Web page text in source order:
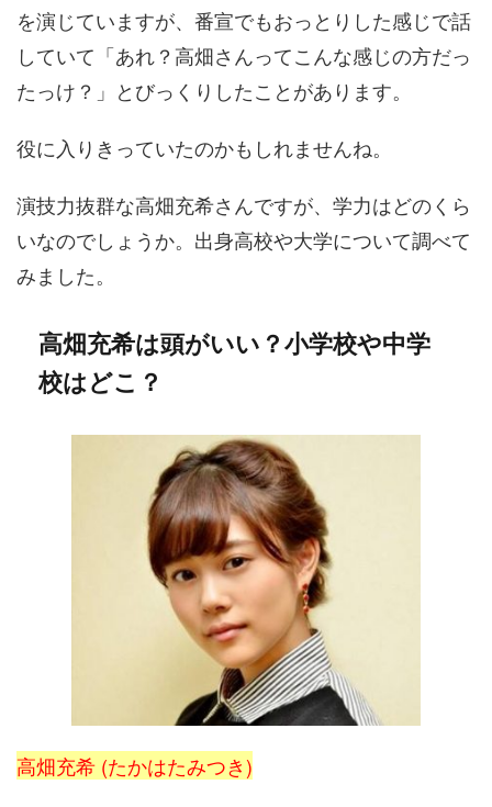
を演じていますが、番宣でもおっとりした感じで話
していて「あれ？高畑さんってこんな感じの方だっ
たっけ？」とびっくりしたことがあります。
役に入りきっていたのかもしれませんね。
演技力抜群な高畑充希さんですが、学力はどのくら
いなのでしょうか。出身高校や大学について調べて
みました。
高畑充希は頭がいい？小学校や中学
校はどこ？
高畑充希 (たかはたみつき)